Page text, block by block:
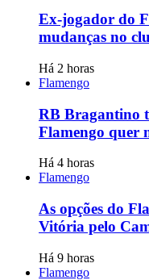
Ex-jogador do
mudanças no
Há 2 horas
Flamengo
RB Bragantino
Flamengo quer
Há 4 horas
Flamengo
As opções do
Vitória pelo
Há 9 horas
Flamengo